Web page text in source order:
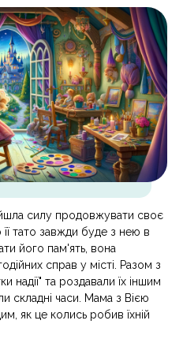
силу продовжувати своє
тато завжди буде з нею в
його пам'ять, вона
справ у місті. Разом з
та роздавали їх іншим
складні часи. Мама з Вією
як це колись робив їхній